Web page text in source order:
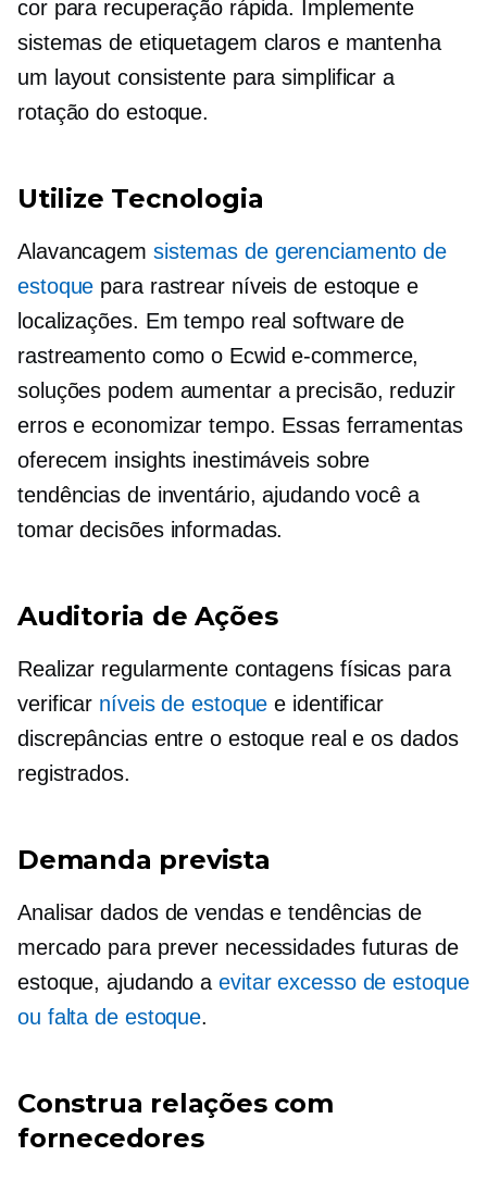
cor para recuperação rápida. Implemente
sistemas de etiquetagem claros e mantenha
um layout consistente para simplificar a
rotação do estoque.
Utilize Tecnologia
Alavancagem sistemas de gerenciamento de
estoque para rastrear níveis de estoque e
localizações. Em tempo real software de
rastreamento como o Ecwide-commerce,
soluções podem aumentar a precisão, reduzir
erros e economizar tempo. Essas ferramentas
oferecem insights inestimáveis ​​sobre
tendências de inventário, ajudando você a
tomar decisões informadas.
Auditoria de Ações
Realizar regularmente contagens físicas para
verificar níveis de estoque e identificar
discrepâncias entre o estoque real e os dados
registrados.
Demanda prevista
Analisar dados de vendas e tendências de
mercado para prever necessidades futuras de
estoque, ajudando a evitar excesso de estoque
ou falta de estoque.
Construa relações com
fornecedores